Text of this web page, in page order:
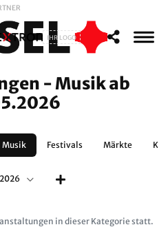
IHR LOGO
- Musik ab
Musik Festivals Märkte
in dieser Kategorie statt.